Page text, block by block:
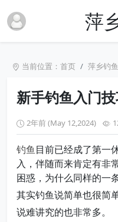
萍
当前位置： 首页 萍乡钓
新手钓鱼入门
2年前 (May 12,2024)
钓鱼 目前已经成了第一
入，伴随而来肯定有非
困惑，为什么同样的一
其实钓鱼说简单也很简
说难讲究的也非常多。